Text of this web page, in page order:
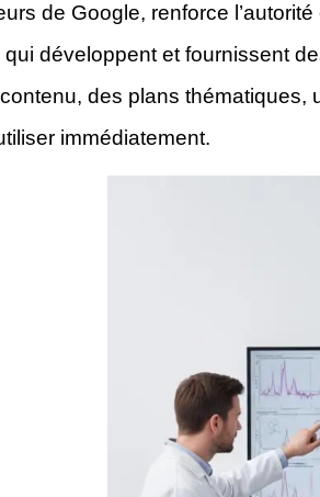
de Google, renforce
développent et fournissent
des plans thématiques,
immédiatement.